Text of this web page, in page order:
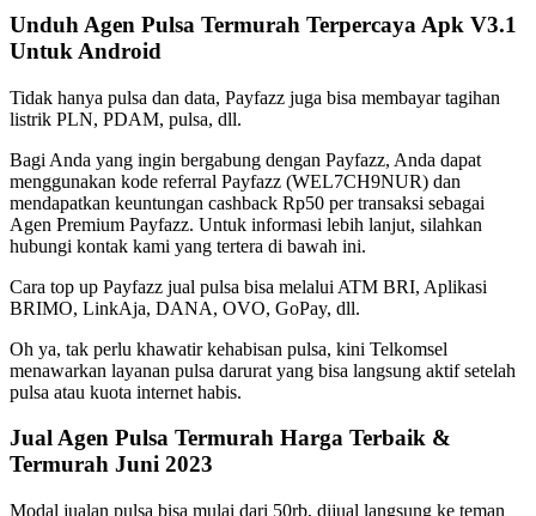
Unduh Agen Pulsa Termurah Terpercaya Apk V3.1
Untuk Android
Tidak hanya pulsa dan data, Payfazz juga bisa membayar tagihan
listrik PLN, PDAM, pulsa, dll.
Bagi Anda yang ingin bergabung dengan Payfazz, Anda dapat
menggunakan kode referral Payfazz (WEL7CH9NUR) dan
mendapatkan keuntungan cashback Rp50 per transaksi sebagai
Agen Premium Payfazz. Untuk informasi lebih lanjut, silahkan
hubungi kontak kami yang tertera di bawah ini.
Cara top up Payfazz jual pulsa bisa melalui ATM BRI, Aplikasi
BRIMO, LinkAja, DANA, OVO, GoPay, dll.
Oh ya, tak perlu khawatir kehabisan pulsa, kini Telkomsel
menawarkan layanan pulsa darurat yang bisa langsung aktif setelah
pulsa atau kuota internet habis.
Jual Agen Pulsa Termurah Harga Terbaik &
Termurah Juni 2023
Modal jualan pulsa bisa mulai dari 50rb, dijual langsung ke teman